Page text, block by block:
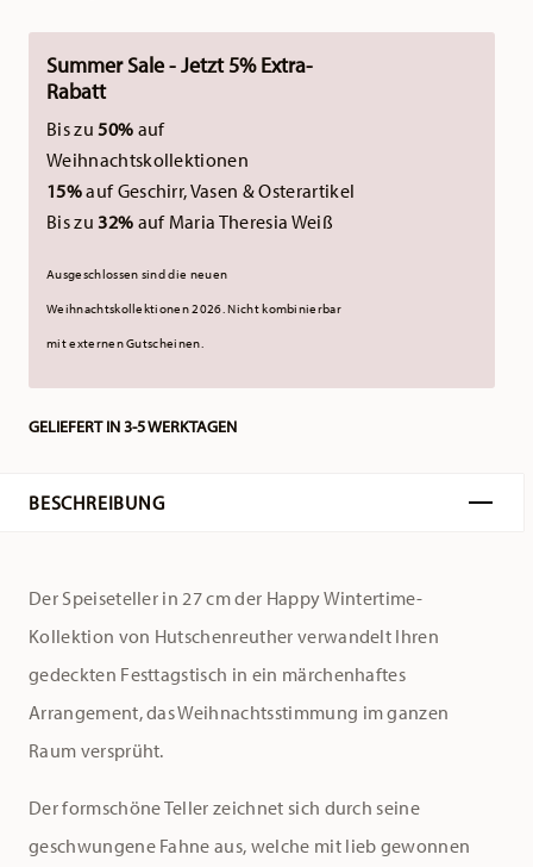
Summer Sale - Jetzt 5% Extra-
Rabatt
Bis zu 50% auf
Weihnachtskollektionen
15%auf Geschirr, Vasen & Osterartikel
Bis zu32% auf Maria Theresia Weiß
Ausgeschlossen sind die neuen
Weihnachtskollektionen 2026.Nicht kombinierbar
mit externen Gutscheinen.
GELIEFERT IN 3-5 WERKTAGEN
BESCHREIBUNG
Der Speiseteller in 27 cm der Happy Wintertime-
Kollektion von Hutschenreuther verwandelt Ihren
gedeckten Festtagstisch in ein märchenhaftes
Arrangement, das Weihnachtsstimmung im ganzen
Raum versprüht.
Der formschöne Teller zeichnet sich durch seine
geschwungene Fahne aus, welche mit lieb gewonnen